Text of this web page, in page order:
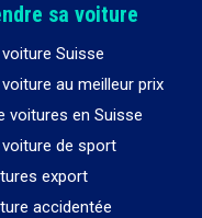
sa voiture
Suisse
au meilleur prix
voitures en Suisse
de sport
export
accidentée